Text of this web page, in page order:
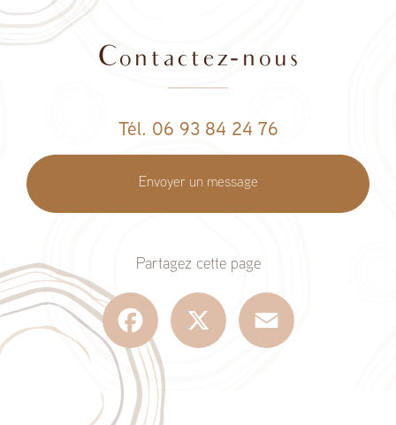
Contactez-nous
Tél. 06 93 84 24 76
Envoyer un message
Partagez cette page
Facebook